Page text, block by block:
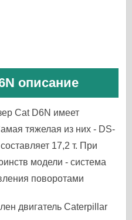
описание
Cat D6N имеет
тяжелая из них - DS-
17,2 т. При
модели - система
поворотами
двигатель Caterpillar